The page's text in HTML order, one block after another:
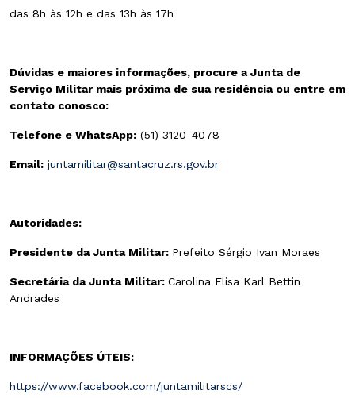
das 8h às 12h e das 13h às 17h
Dúvidas e maiores informações, procure a Junta de
Serviço Militar mais próxima de sua residência ou entre em
contato conosco:
Telefone e WhatsApp: (51) 3120-4078
Email: juntamilitar@santacruz.rs.gov.br
Autoridades:
Presidente da Junta Militar: Prefeito Sérgio Ivan Moraes
Secretária da Junta Militar: Carolina Elisa Karl Bettin
Andrades
INFORMAÇÕES ÚTEIS:
https://www.facebook.com/juntamilitarscs/